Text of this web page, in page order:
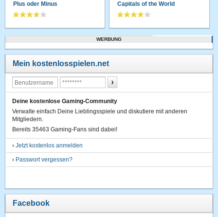
Plus oder Minus Capitals of the World
WERBUNG
Mein kostenlosspielen.net
Deine kostenlose Gaming-Community
Verwalte einfach Deine Lieblingsspiele und diskutiere mit anderen
Mitgliedern.
Bereits 35463 Gaming-Fans sind dabei!
›Jetzt kostenlos anmelden
› Passwort vergessen?
Facebook